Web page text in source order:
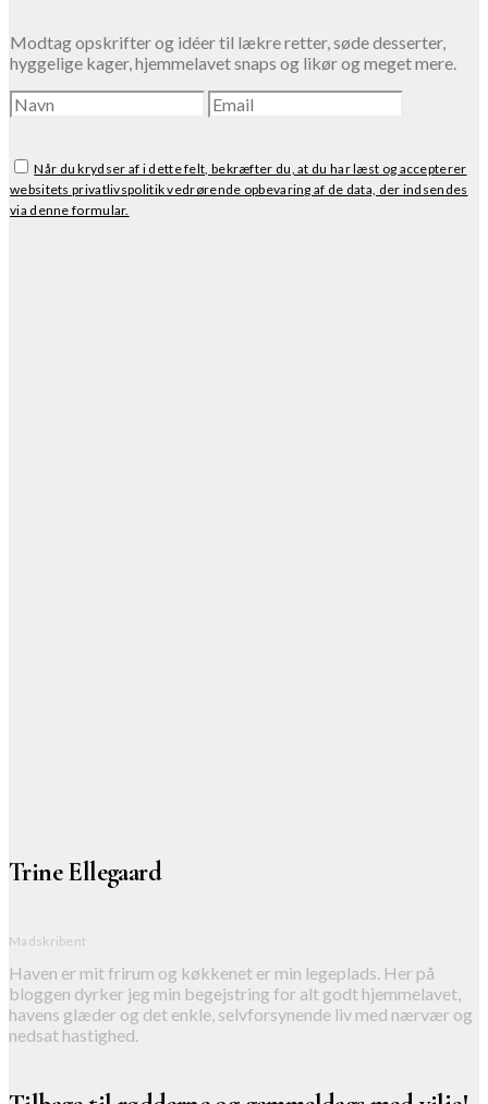
Modtag opskrifter og idéer til lækre retter, søde desserter,
hyggelige kager, hjemmelavet snaps og likør og meget mere.
Når du krydser af i dette felt, bekræfter du, at du har læst og accepterer
websitets privatlivspolitik vedrørende opbevaring af de data, der indsendes
via denne formular.
Trine Ellegaard
Madskribent
Haven er mit frirum og køkkenet er min legeplads. Her på
bloggen dyrker jeg min begejstring for alt godt hjemmelavet,
havens glæder og det enkle, selvforsynende liv med nærvær og
nedsat hastighed.